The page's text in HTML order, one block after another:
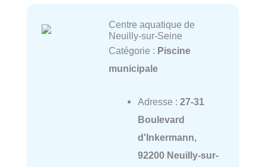
Centre aquatique de
Neuilly-sur-Seine
Catégorie : Piscine
municipale
Adresse : 27-31
Boulevard
d'Inkermann,
92200 Neuilly-sur-